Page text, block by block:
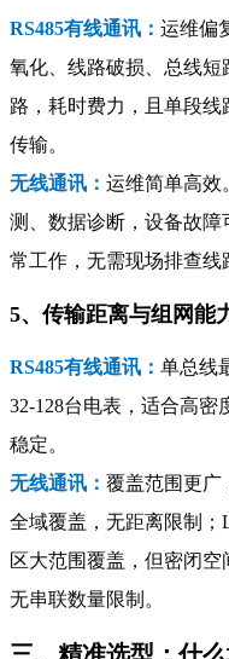
RS485有线通讯： 运维偏
氧化、线路破损、总线
路，耗时费力，且单段
传输。
无线通讯： 运维简单高效
测、数据诊断，设备故
常工作，无需现场排查线
5、传输距离与组网能
RS485有线通讯： 单总线
32-128台电表，适合高
稳定。
无线通讯： 覆盖范围更广
全域覆盖，无距离限制；
区大范围覆盖，但密闭空
无串联数量限制。
三、精准选型：什